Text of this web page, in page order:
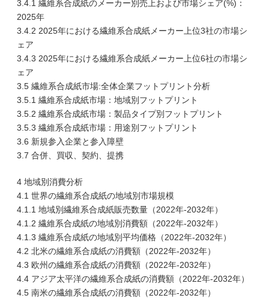
3.4.1 繊維系合成紙のメーカー別売上および市場シェア(%)：
2025年
3.4.2 2025年における繊維系合成紙メーカー上位3社の市場シ
ェア
3.4.3 2025年における繊維系合成紙メーカー上位6社の市場シ
ェア
3.5 繊維系合成紙市場:全体企業フットプリント分析
3.5.1 繊維系合成紙市場：地域別フットプリント
3.5.2 繊維系合成紙市場：製品タイプ別フットプリント
3.5.3 繊維系合成紙市場：用途別フットプリント
3.6 新規参入企業と参入障壁
3.7 合併、買収、契約、提携
4 地域別消費分析
4.1 世界の繊維系合成紙の地域別市場規模
4.1.1 地域別繊維系合成紙販売数量（2022年-2032年）
4.1.2 繊維系合成紙の地域別消費額（2022年-2032年）
4.1.3 繊維系合成紙の地域別平均価格（2022年-2032年）
4.2 北米の繊維系合成紙の消費額（2022年-2032年）
4.3 欧州の繊維系合成紙の消費額（2022年-2032年）
4.4 アジア太平洋の繊維系合成紙の消費額（2022年-2032年）
4.5 南米の繊維系合成紙の消費額（2022年-2032年）